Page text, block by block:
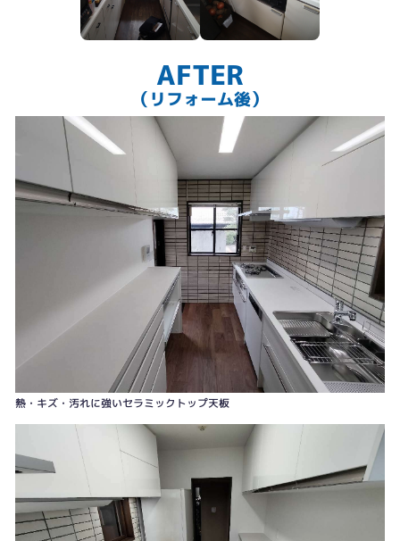
AFTER
（リフォーム後）
熱・キズ・汚れに強いセラミックトップ天板
吊戸棚にもクイックポケット（手前）とオートダウンウォール（奥）